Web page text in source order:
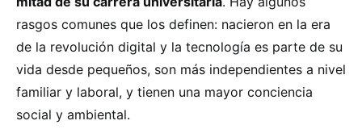
rasgos comunes que los definen: nacieron en la era
de la revolución digital y la tecnología es parte de su
vida desde pequeños, son más independientes a nivel
familiar y laboral, y tienen una mayor conciencia
social y ambiental.